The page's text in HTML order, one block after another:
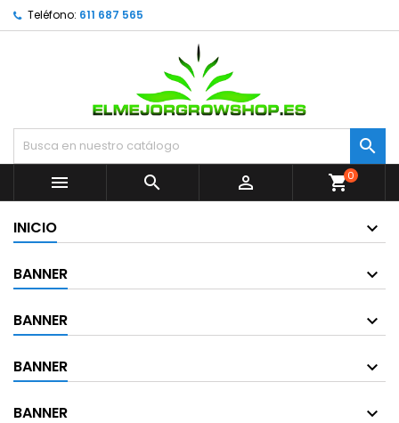
Teléfono: 611 687 565


  shopping_cart0
INICIO
BANNER
BANNER
BANNER
BANNER